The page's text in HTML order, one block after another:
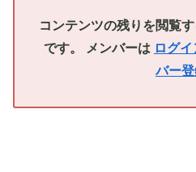
コンテンツの残りを閲覧
です。 メンバーは ログイ
バー